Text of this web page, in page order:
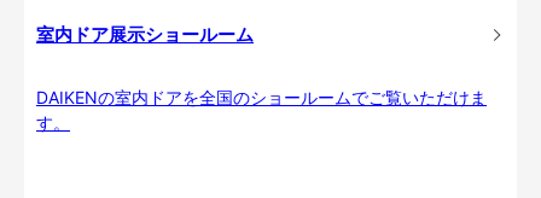
室内ドア展示ショールーム
DAIKENの室内ドアを全国のショールームでご覧いただけま
す。